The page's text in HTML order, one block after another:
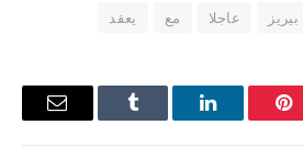
بيريز عاجلا مع يعقد
بينتيريستلينكدإن Tumblr
البريد